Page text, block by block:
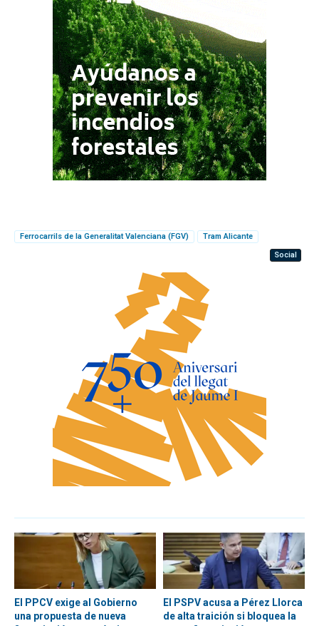
Ferrocarrils de la Generalitat Valenciana (FGV)
Tram Alicante
Social
El PPCV exige al Gobierno
una propuesta de nueva
El PSPV acusa a Pérez Llorca
de alta traición si bloquea la